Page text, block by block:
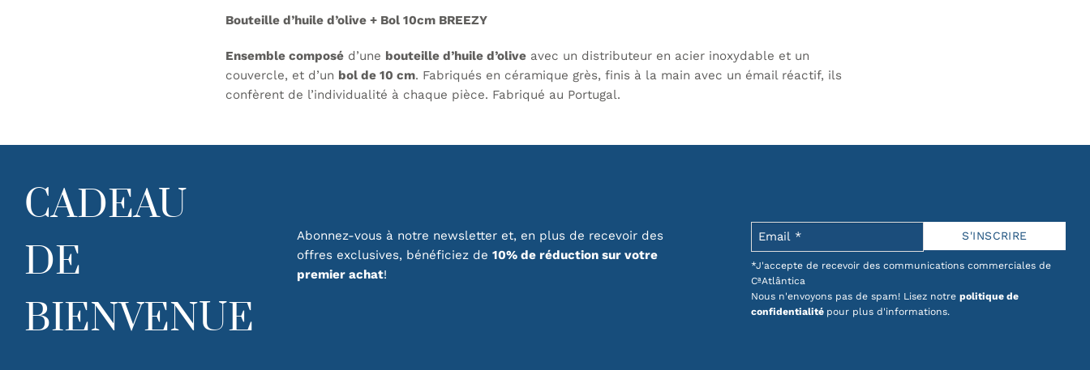
Bouteille d’huile d’olive + Bol 10cm BREEZY
Ensemble composéd’une bouteille d’huile d’oliveavec un distributeur en acier inoxydable et un
couvercle, et d’un bol de 10 cm. Fabriqués en céramique grès, finis à la main avec un émail réactif, ils
confèrent de l’individualité à chaque pièce. Fabriqué au Portugal.
CADEAU
DE
BIENVENUE
Abonnez-vous à notre newsletter et, en plus de recevoir des
offres exclusives, bénéficiez de 10% de réduction sur votre
premier achat!
*J'accepte de recevoir des communications commerciales de
CªAtlântica
Nous n'envoyons pas de spam! Lisez notre politique de
confidentialité pour plus d'informations.